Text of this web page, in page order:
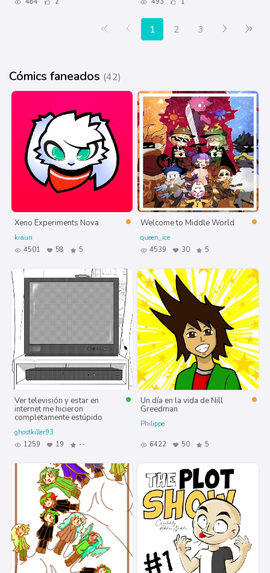
Primera página
Anterior
1 2 3 Siguiente
Cómics faneados (42)
Xeno Experiments Nova
kiaun
4501
58 5
Welcome to Middle World
queen_ice
4539
30 5
Ver televisión y estar en
internet me hicieron
completamente estúpido
ghostkiller93
1259
19 --
Un día en la vida de Nill
Greedman
Philippe
6422 50 5